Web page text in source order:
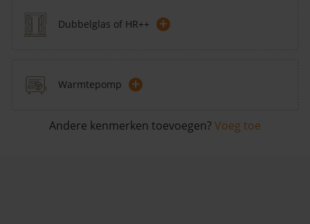
Dubbelglas of HR++ +
Warmtepomp +
Andere kenmerken toevoegen? Voeg toe